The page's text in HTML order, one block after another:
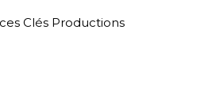
Clés Productions